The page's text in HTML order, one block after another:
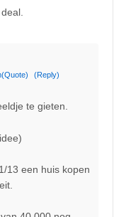
(Quote) (Reply)
te gieten.
13 een huis kopen